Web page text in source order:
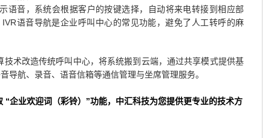
语音，系统会根据客户的按键选择，自动将来电转接到相应部
语音导航是企业呼叫中心的常见功能，避免了人工转呼的麻
术改造传统呼叫中心，将系统搬到云端，通过共享模式提供基
导航、录音、语音信箱等通信管理与坐席管理服务。
企业欢迎词（彩铃）”功能，中汇科技为您提供更专业的技术方